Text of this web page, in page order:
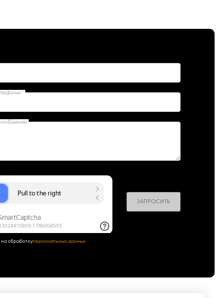
ЗАПРОСИТЬ
на обработкуперсональных данных